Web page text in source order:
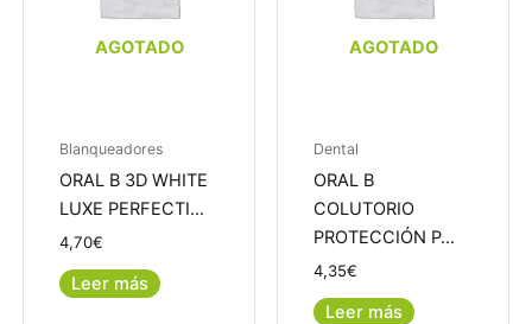
AGOTADO
Blanqueadores
ORAL B 3D WHITE
LUXE PERFECTI…
4,70€
Leer más
AGOTADO
Dental
ORAL B
COLUTORIO
PROTECCIÓN P…
4,35€
Leer más